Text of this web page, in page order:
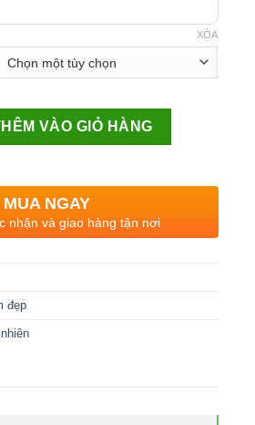
XÓA
VÀO GIỎ HÀNG
MUA NGAY
nhận và giao hàng tận nơi
đẹp